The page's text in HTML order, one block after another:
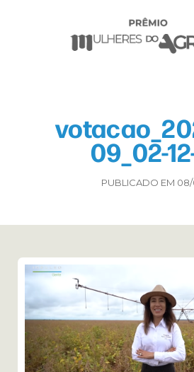
09_02-
PUBLICADO EM